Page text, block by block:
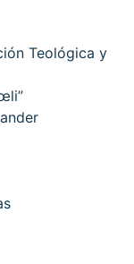
Teológica y